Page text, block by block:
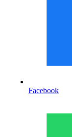
Facebook